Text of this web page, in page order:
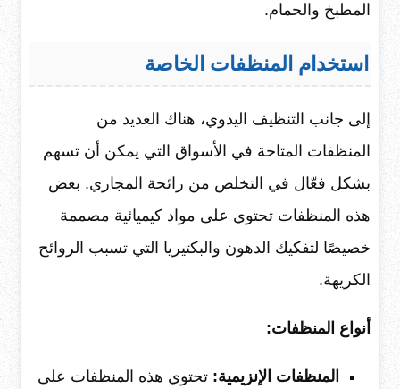
المطبخ والحمام.
استخدام المنظفات الخاصة
إلى جانب التنظيف اليدوي، هناك العديد من
المنظفات المتاحة في الأسواق التي يمكن أن تسهم
بشكل فعّال في التخلص من رائحة المجاري. بعض
هذه المنظفات تحتوي على مواد كيميائية مصممة
خصيصًا لتفكيك الدهون والبكتيريا التي تسبب الروائح
الكريهة.
أنواع المنظفات:
المنظفات الإنزيمية: تحتوي هذه المنظفات على